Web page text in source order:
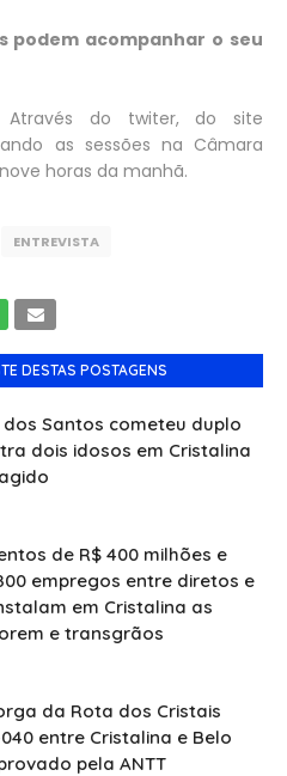
podem acompanhar o seu
Através do twiter, do site
as sessões na Câmara
horas da manhã.
ENTREVISTA
DESTAS POSTAGENS
dos Santos cometeu duplo
dois idosos em Cristalina
de R$ 400 milhões e
empregos entre diretos e
em Cristalina as
e transgrãos
da Rota dos Cristais
entre Cristalina e Belo
pela ANTT